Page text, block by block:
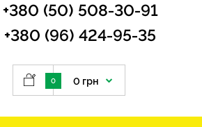
+380 (50) 508-30-91
+380 (96) 424-95-35
0 0 грн